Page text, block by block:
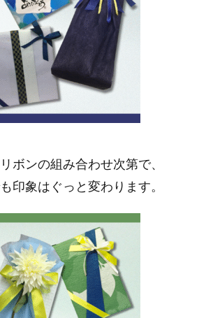
ボンの組み合わせ次第で、
印象はぐっと変わります。